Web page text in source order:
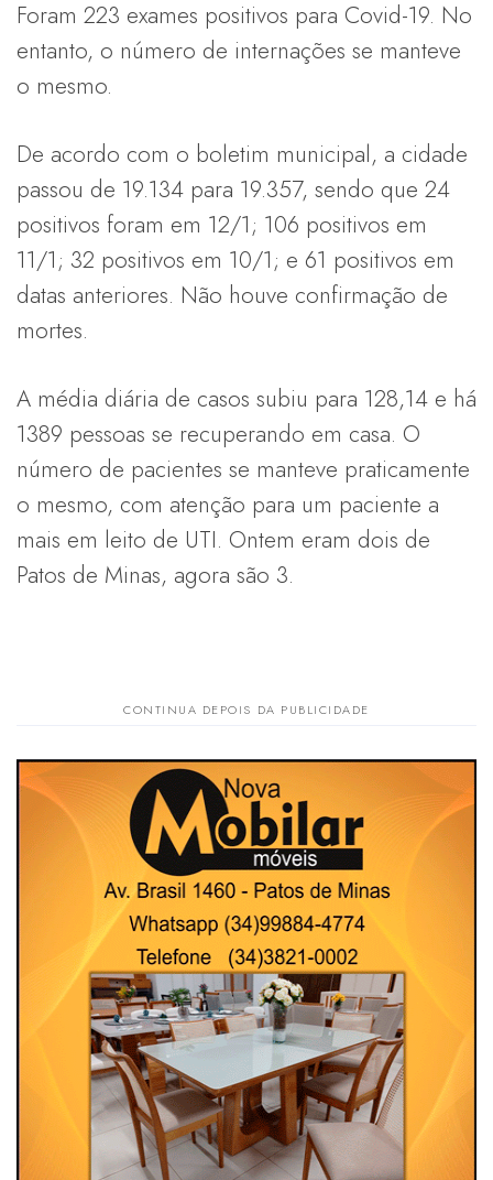
Foram 223 exames positivos para Covid-19. No
entanto, o número de internações se manteve
o mesmo.
De acordo com o boletim municipal, a cidade
passou de 19.134 para 19.357, sendo que 24
positivos foram em 12/1; 106 positivos em
11/1; 32 positivos em 10/1; e 61 positivos em
datas anteriores. Não houve confirmação de
mortes.
A média diária de casos subiu para 128,14 e há
1389 pessoas se recuperando em casa. O
número de pacientes se manteve praticamente
o mesmo, com atenção para um paciente a
mais em leito de UTI. Ontem eram dois de
Patos de Minas, agora são 3.